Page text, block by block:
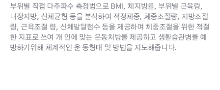
부위별 직접 다주파수 측정법으로 BMI, 체지방률, 부위별 근육량,
내장지방, 신체균형 등을 분석하여 적정체중, 체중조절량, 지방조절
량, 근육조절 량, 신체발달점수 등을 제공하여 체중조절을 위한 적절
한 지표로 쓰여 개 인에 맞는 운동처방을 제공하고 생활습관병을 예
방하기위해 체계적인 운 동형태 및 방법을 지도해줍니다.